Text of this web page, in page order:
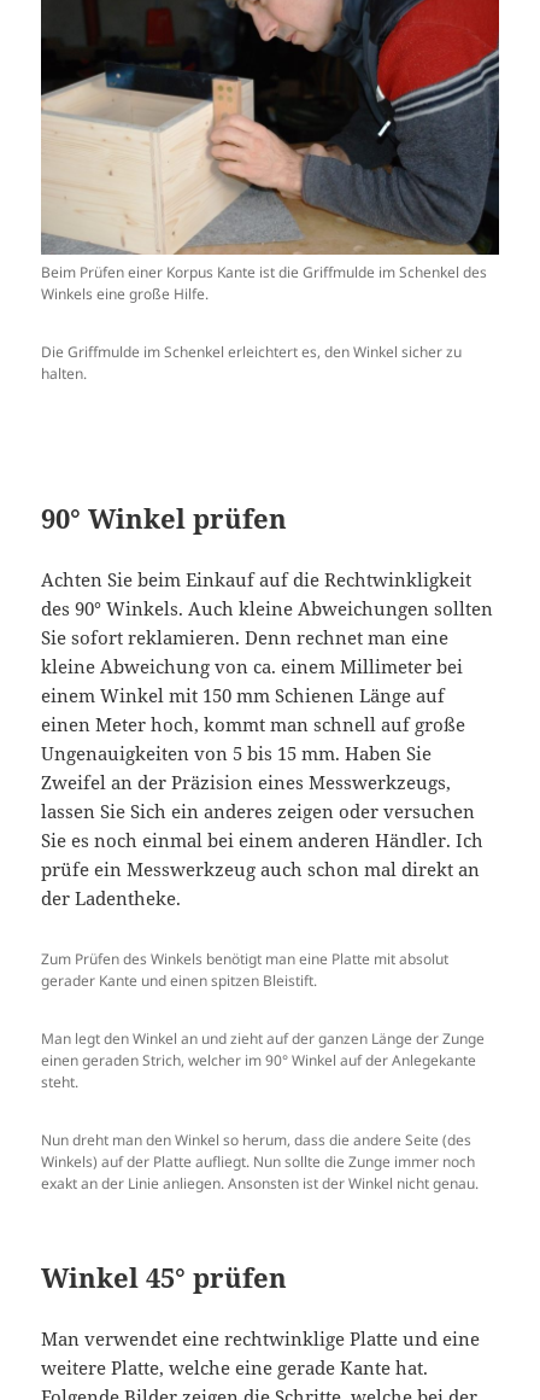
Beim Prüfen einer Korpus Kante ist die Griffmulde im Schenkel des
Winkels eine große Hilfe.
Die Griffmulde im Schenkel erleichtert es, den Winkel sicher zu
halten.
90° Winkel prüfen
Achten Sie beim Einkauf auf die Rechtwinkligkeit
des 90° Winkels. Auch kleine Abweichungen sollten
Sie sofort reklamieren. Denn rechnet man eine
kleine Abweichung von ca. einem Millimeter bei
einem Winkel mit 150 mm Schienen Länge auf
einen Meter hoch, kommt man schnell auf große
Ungenauigkeiten von 5 bis 15 mm. Haben Sie
Zweifel an der Präzision eines Messwerkzeugs,
lassen Sie Sich ein anderes zeigen oder versuchen
Sie es noch einmal bei einem anderen Händler. Ich
prüfe ein Messwerkzeug auch schon mal direkt an
der Ladentheke.
Zum Prüfen des Winkels benötigt man eine Platte mit absolut
gerader Kante und einen spitzen Bleistift.
Man legt den Winkel an und zieht auf der ganzen Länge der Zunge
einen geraden Strich, welcher im 90° Winkel auf der Anlegekante
steht.
Nun dreht man den Winkel so herum, dass die andere Seite (des
Winkels) auf der Platte aufliegt. Nun sollte die Zunge immer noch
exakt an der Linie anliegen. Ansonsten ist der Winkel nicht genau.
Winkel 45° prüfen
Man verwendet eine rechtwinklige Platte und eine
weitere Platte, welche eine gerade Kante hat.